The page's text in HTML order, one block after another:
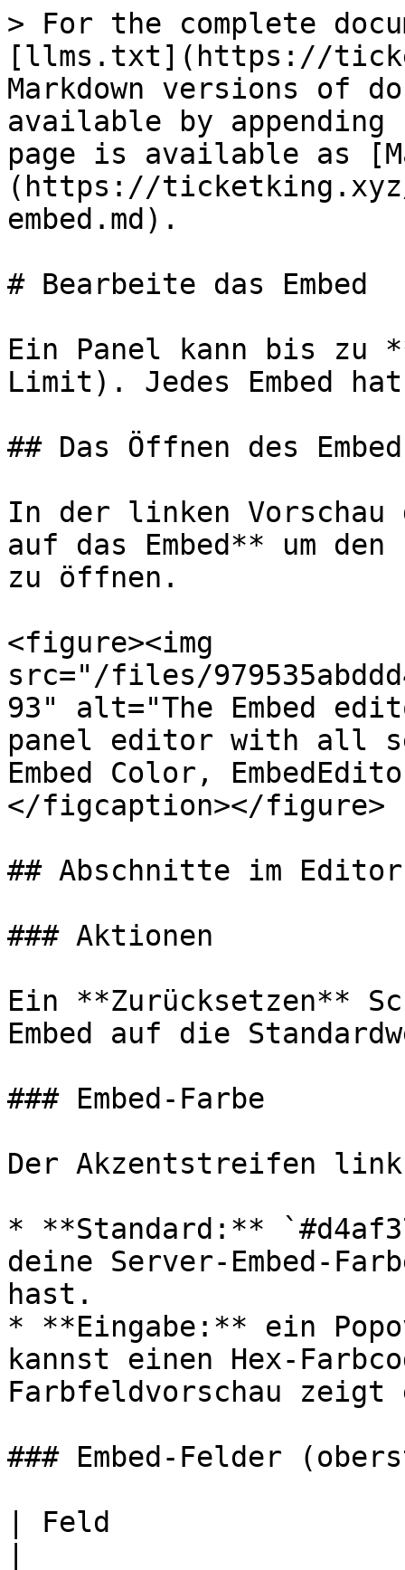
> For the complete
[llms.txt](https://
Markdown versions of
available by
page is available as
(https://
embed.md).
# Bearbeite das Embed
Ein Panel kann bis zu
Limit). Jedes Embed
## Das Öffnen des
In der linken
auf das Embed** um
zu öffnen.
<figure><img
src="/files/
93" alt="The Embed
panel editor with all
Embed Color,
</figcaption></figure>
## Abschnitte im Editor
### Aktionen
Ein **Zurücksetzen**
Embed auf die
### Embed-Farbe
Der Akzentstreifen links
* **Standard:**
deine Server-Embed-
hast.
* **Eingabe:** ein
kannst einen Hex-
Farbfeldvorschau zeigt
### Embed-Felder
| Feld